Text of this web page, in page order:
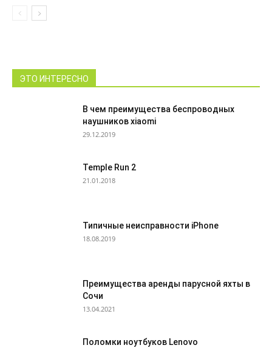
ЭТО ИНТЕРЕСНО
В чем преимущества беспроводных
наушников xiaomi
29.12.2019
Temple Run 2
21.01.2018
Типичные неисправности iPhone
18.08.2019
Преимущества аренды парусной яхты в
Сочи
13.04.2021
Поломки ноутбуков Lenovo